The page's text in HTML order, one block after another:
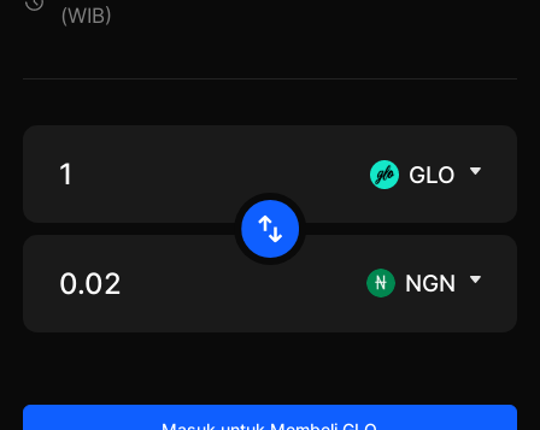
(WIB)
GLO
NGN